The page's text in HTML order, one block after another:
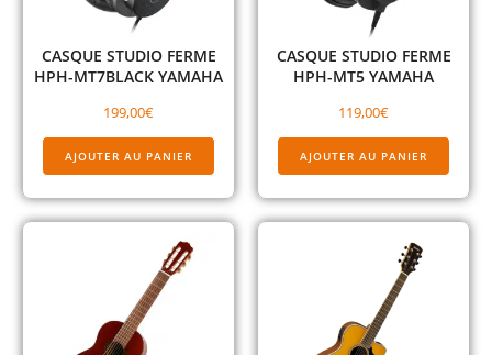
CASQUE STUDIO FERME
HPH-MT7BLACK YAMAHA
199,00€
AJOUTER AU PANIER
CASQUE STUDIO FERME
HPH-MT5 YAMAHA
119,00€
AJOUTER AU PANIER